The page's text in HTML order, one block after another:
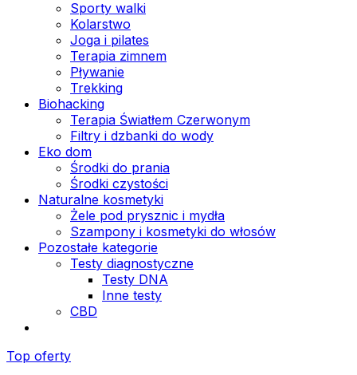
Sporty walki
Kolarstwo
Joga i pilates
Terapia zimnem
Pływanie
Trekking
Biohacking
Terapia Światłem Czerwonym
Filtry i dzbanki do wody
Eko dom
Środki do prania
Środki czystości
Naturalne kosmetyki
Żele pod prysznic i mydła
Szampony i kosmetyki do włosów
Pozostałe kategorie
Testy diagnostyczne
Testy DNA
Inne testy
CBD
Top oferty